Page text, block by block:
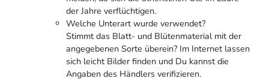
der Jahre verflüchtigen.
Welche Unterart wurde verwendet?
Stimmt das Blatt- und Blütenmaterial mit der
angegebenen Sorte überein? Im Internet lassen
sich leicht Bilder finden und Du kannst die
Angaben des Händlers verifizieren.